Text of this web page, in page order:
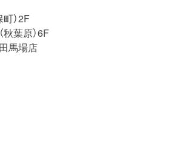
）2F
葉原）6F
馬場店